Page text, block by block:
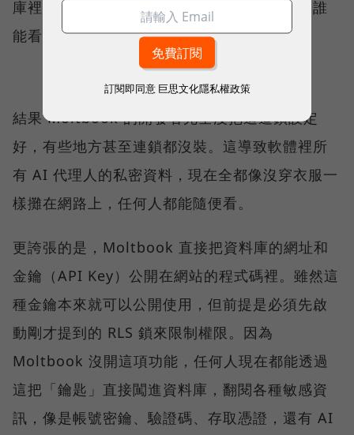
庫裡的每一行資料都裝上專屬的鎖，嚴格限制誰
能看、誰能改。
結果 Moltbook 的開發者完全沒把這道鎖設定
好，有些地方甚至連鎖都沒裝。這導致軟體裡所
有 AI 代理人的私密資料，現在全都像沒穿衣服一
樣攤在網路上，任何人都能隨便看。
更誇張的是，Moltbook 直接把資料庫的網址和
金鑰（API Key）公開在網站的程式碼裡。雖然這
種金鑰本來就可以公開使用，但前提是必須先啟
動剛才提到的 RLS 鎖來限制權限。因為
Moltbook 沒開這項功能，任何人現在都能透過
這把「鑰匙」直接闖進資料庫，翻閱各種敏感資
訊，像是帳號密鑰、驗證碼、存取憑證，還有 AI
訂閱即同意 巨思文化隱私權政策